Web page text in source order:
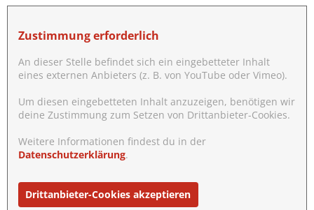
Zustimmung erforderlich
An dieser Stelle befindet sich ein eingebetteter Inhalt
eines externen Anbieters (z. B. von YouTube oder Vimeo).
Um diesen eingebetteten Inhalt anzuzeigen, benötigen wir
deine Zustimmung zum Setzen von Drittanbieter-Cookies.
Weitere Informationen findest du in der
Datenschutzerklärung.
Drittanbieter-Cookies akzeptieren